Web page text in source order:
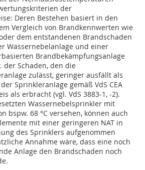
der
Deren Bestehen basiert in den
Vergleich von Brandkennwerten wie
dem entstandenen Brandschaden
Wassernebelanlage und einer
Brandbekämpfungsanlage
der Schaden, den die
zulässt, geringer ausfällt als
Sprinkleranlage gemäß VdS CEA
als erbracht (vgl. VdS 3883-1, -2).
Wassernebelsprinkler mit
bspw. 68 °C versehen, können auch
mit einer geringeren NAT in
des Sprinklers aufgenommen
Annahme wäre, dass eine noch
Anlage den Brandschaden noch